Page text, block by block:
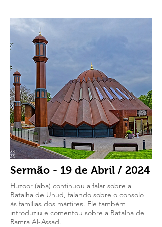
Sermão - 19 de Abril / 2024
Huzoor (aba) continuou a falar sobre a
Batalha de Uhud, falando sobre o consolo
às famílias dos mártires. Ele também
introduziu e comentou sobre a Batalha de
Ramra Al-Assad.